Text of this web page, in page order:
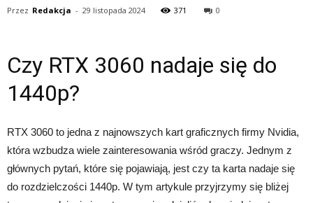
Przez Redakcja - 29 listopada 2024 371 0
Czy RTX 3060 nadaje się do
1440p?
RTX 3060 to jedna z najnowszych kart graficznych firmy Nvidia,
która wzbudza wiele zainteresowania wśród graczy. Jednym z
głównych pytań, które się pojawiają, jest czy ta karta nadaje się
do rozdzielczości 1440p. W tym artykule przyjrzymy się bliżej